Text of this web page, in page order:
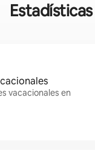
vacacionales en